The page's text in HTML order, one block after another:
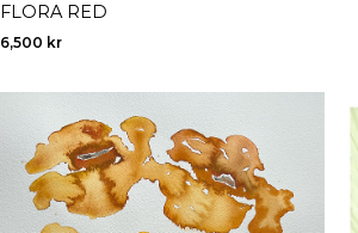
FLORA RED
6,500 kr